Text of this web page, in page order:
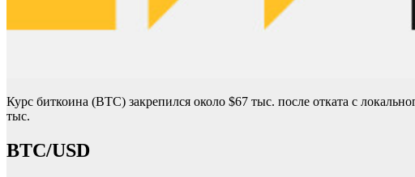
Курс биткоина (BTC) закрепился около $67 тыс. после отката с
тыс.
BTC/USD